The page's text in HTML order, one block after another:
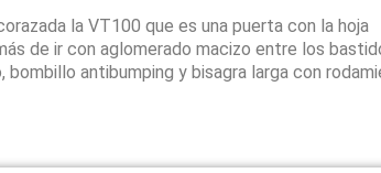
la VT100 que es una puerta con la hoja
de ir con aglomerado macizo entre los
antibumping y bisagra larga con